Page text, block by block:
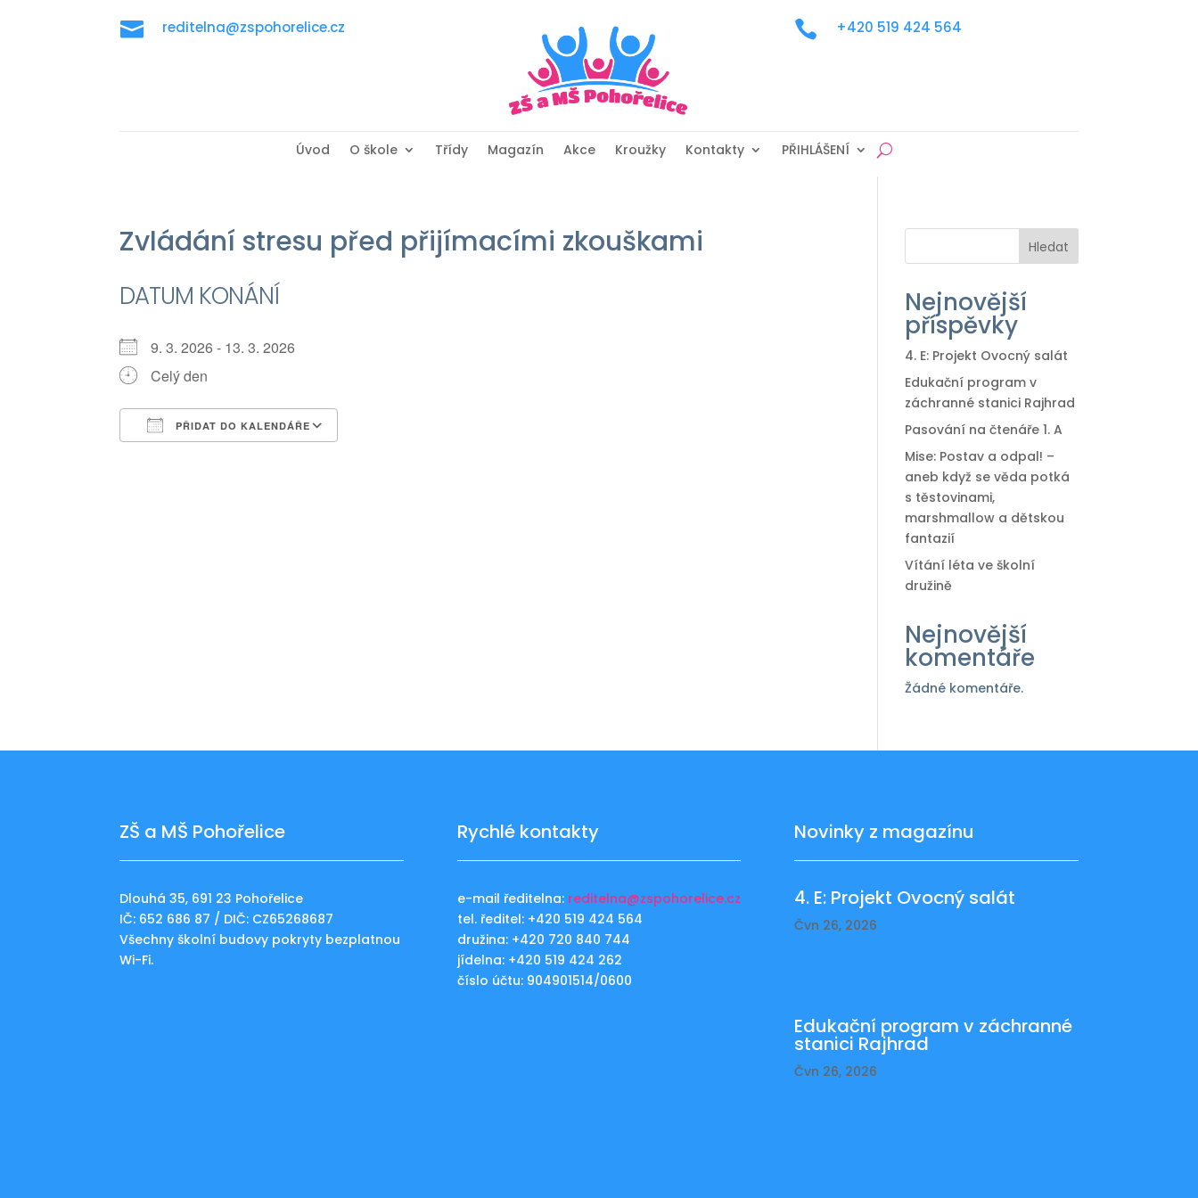
 reditelna@zspohorelice.cz  +420 519 424 564
Úvod O škole Třídy Magazín Akce Kroužky Kontakty PŘIHLÁŠENÍ
Zvládání stresu před přijímacími zkouškami
DATUM KONÁNÍ
9. 3. 2026 - 13. 3. 2026
Celý den
PŘIDAT DO KALENDÁŘE
Hledat
Nejnovější
příspěvky
4. E: Projekt Ovocný salát
Edukační program v
záchranné stanici Rajhrad
Pasování na čtenáře 1. A
Mise: Postav a odpal! –
aneb když se věda potká
s těstovinami,
marshmallow a dětskou
fantazií
Vítání léta ve školní
družině
Nejnovější
komentáře
Žádné komentáře.
ZŠ a MŠ Pohořelice
Dlouhá 35, 691 23 Pohořelice
IČ: 652 686 87 / DIČ: CZ65268687
Všechny školní budovy pokryty bezplatnou
Wi-Fi.
Rychlé kontakty
e-mail ředitelna: reditelna@zspohorelice.cz
tel. ředitel: +420 519 424 564
družina: +420 720 840 744
jídelna: +420 519 424 262
číslo účtu: 904901514/0600
Novinky z magazínu
4. E: Projekt Ovocný salát
Čvn 26, 2026
Edukační program v záchranné
stanici Rajhrad
Čvn 26, 2026